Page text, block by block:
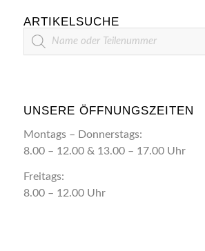
ARTIKELSUCHE
Artikelsuche
UNSERE ÖFFNUNGSZEITEN
Montags – Donnerstags:
8.00 – 12.00 & 13.00 – 17.00 Uhr
Freitags:
8.00 – 12.00 Uhr